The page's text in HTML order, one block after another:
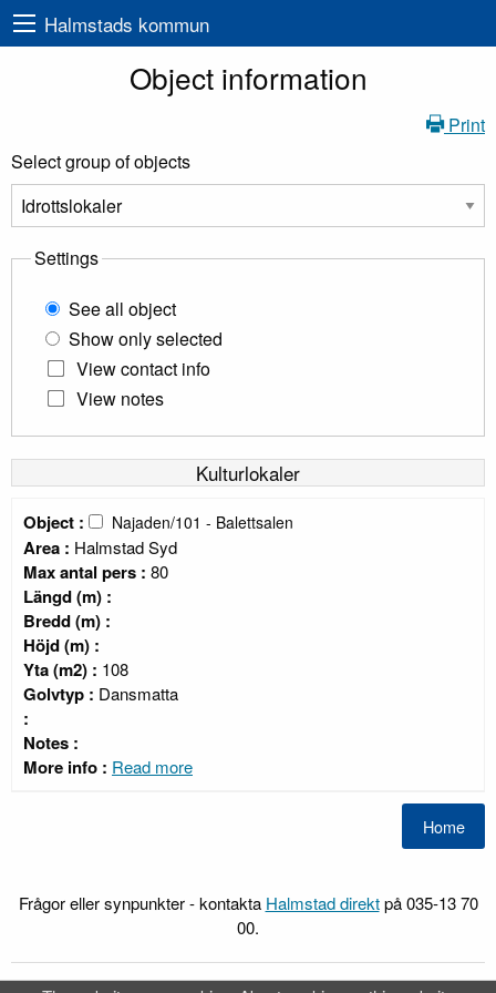
Halmstads kommun
Object information
Print
Select group of objects
Settings
See all object
Show only selected
View contact info
View notes
Kulturlokaler
Object : Najaden/101 - Balettsalen
Area : Halmstad Syd
Max antal pers : 80
Längd (m) :
Bredd (m) :
Höjd (m) :
Yta (m2) : 108
Golvtyp : Dansmatta
:
Notes :
More info : Read more
Frågor eller synpunkter - kontakta Halmstad direktpå 035-13 70
00.